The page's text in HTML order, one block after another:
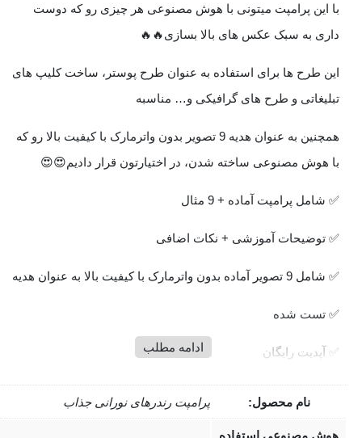
با این پرامپت میتونی با هوش مصنوعی هر چیزی رو که دوست
داری به سبک عکس های بالا بسازی🔥🔥
این طرح ها برای استفاده به عنوان طرح پوستر، ساخت کلیپ های
تبلیغاتی و طرح های گرافیکی و… مناسبه
همچنین به عنوان هدیه 9 تصویر بدون واترمارک با کیفیت بالا رو که
با هوش مصنوعی ساخته شدن، در اختیارتون قرار دادیم😍😍
✅ شامل پرامپت آماده + 9 مثال
✅ توضیحات آموزشی + نکات اضافی
✅ شامل 9 تصویر آماده بدون واترمارک با کیفیت بالا به عنوان هدیه
✅ تست شده
✅ آپدیت رایگان
✅ پشتیبانی دائمی
این پرامپت مناسب استفاده در هوش مصنوعی میدجورنی است.
ادامه مطلب
نام محصول: پرامپت رندرهای نورانی جذاب
هوش مصنوعی استفاده